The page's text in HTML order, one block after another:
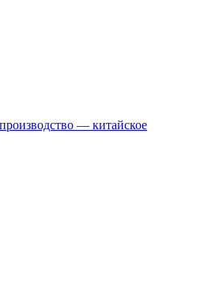
— китайское